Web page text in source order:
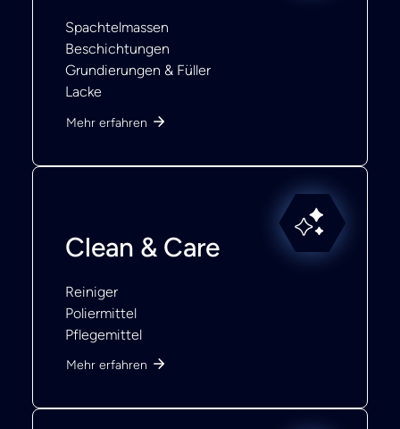
Spachtelmassen
Beschichtungen
Grundierungen & Füller
Lacke
Mehr erfahren
Clean & Care
Reiniger
Poliermittel
Pflegemittel
Mehr erfahren